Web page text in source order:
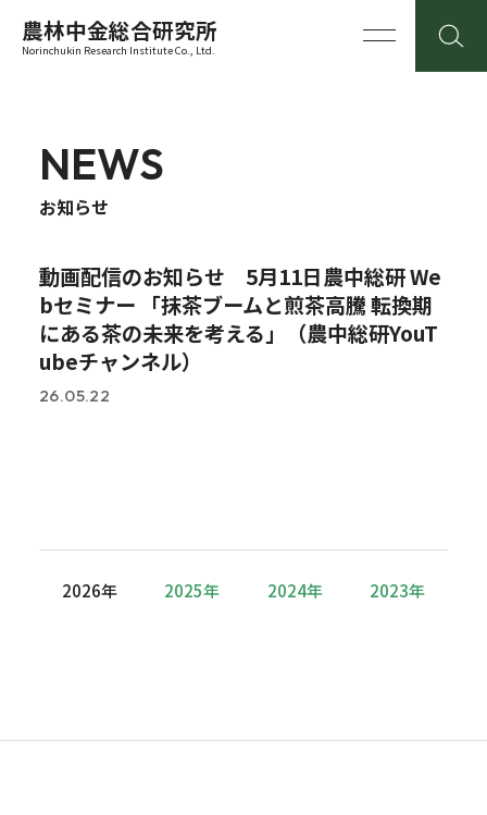
農林中金総合研究所
Norinchukin Research Institute Co., Ltd.
NEWS
お知らせ
動画配信のお知らせ 5月11日農中総研 We
bセミナー 「抹茶ブームと煎茶高騰 転換期
にある茶の未来を考える」（農中総研YouT
ubeチャンネル）
26.05.22
2026年 2025年 2024年 2023年